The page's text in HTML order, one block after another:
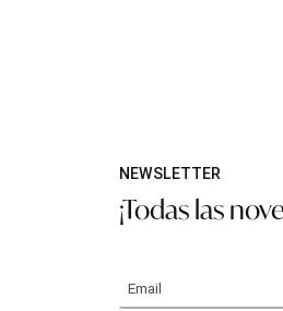
NEWSLETTER
¡Todas las